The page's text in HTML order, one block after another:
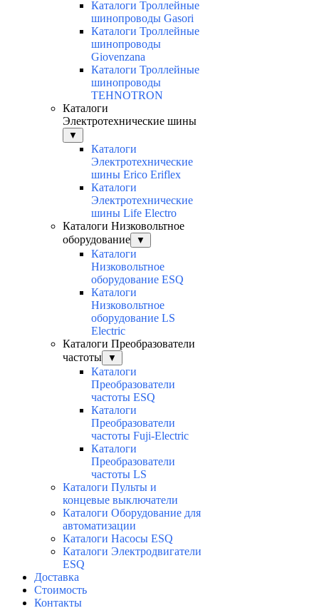
Каталоги Троллейные
шинопроводы Gasori
Каталоги Троллейные
шинопроводы
Giovenzana
Каталоги Троллейные
шинопроводы
TEHNOTRON
Каталоги
Электротехнические шины
▼
Каталоги
Электротехнические
шины Erico Eriflex
Каталоги
Электротехнические
шины Life Electro
Каталоги Низковольтное
оборудование
▼
Каталоги
Низковольтное
оборудование ESQ
Каталоги
Низковольтное
оборудование LS
Electric
Каталоги Преобразователи
частоты
▼
Каталоги
Преобразователи
частоты ESQ
Каталоги
Преобразователи
частоты Fuji-Electric
Каталоги
Преобразователи
частоты LS
Каталоги Пульты и
концевые выключатели
Каталоги Оборудование для
автоматизации
Каталоги Насосы ESQ
Каталоги Электродвигатели
ESQ
Доставка
Стоимость
Контакты